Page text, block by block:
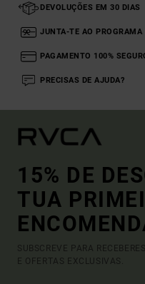
DEVOLUÇÕES EM 30 DIAS
JUNTA-TE AO PROGRAMA
PAGAMENTO 100%
PRECISAS DE AJUDA?
15% DE
TUA
SUBSCREVE PARA
E OFERTAS EXCLUSIVAS.